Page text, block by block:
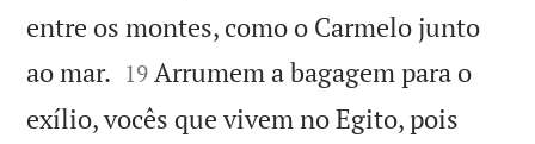
entre os montes, como o Carmelo junto
ao mar. 

19 Arrumem a bagagem para o
exílio, vocês que vivem no Egito, pois